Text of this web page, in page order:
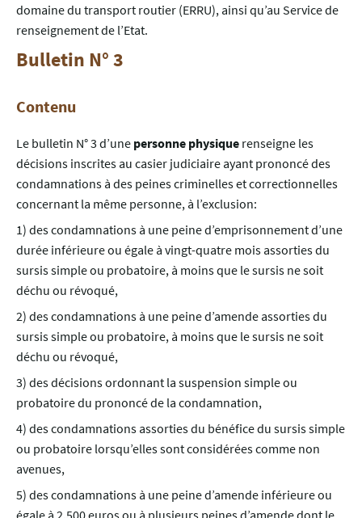
domaine du transport routier (ERRU), ainsi qu’au Service de
renseignement de l’Etat.
Bulletin N° 3
Contenu
Le bulletin N° 3 d’une personne physique renseigne les
décisions inscrites au casier judiciaire ayant prononcé des
condamnations à des peines criminelles et correctionnelles
concernant la même personne, à l’exclusion:
1) des condamnations à une peine d’emprisonnement d’une
durée inférieure ou égale à vingt-quatre mois assorties du
sursis simple ou probatoire, à moins que le sursis ne soit
déchu ou révoqué,
2) des condamnations à une peine d’amende assorties du
sursis simple ou probatoire, à moins que le sursis ne soit
déchu ou révoqué,
3) des décisions ordonnant la suspension simple ou
probatoire du prononcé de la condamnation,
4) des condamnations assorties du bénéfice du sursis simple
ou probatoire lorsqu’elles sont considérées comme non
avenues,
5) des condamnations à une peine d’amende inférieure ou
égale à 2.500 euros ou à plusieurs peines d’amende dont le